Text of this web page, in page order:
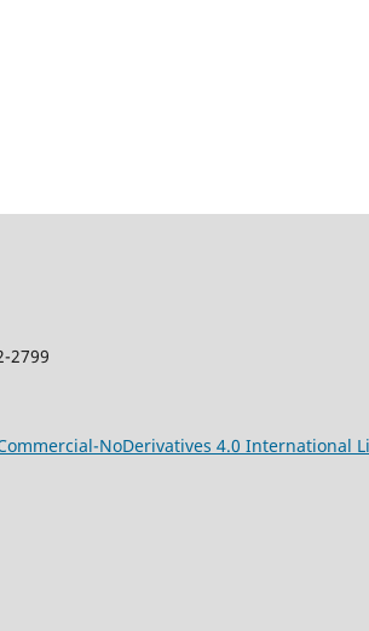
2799
NoDerivatives 4.0 International